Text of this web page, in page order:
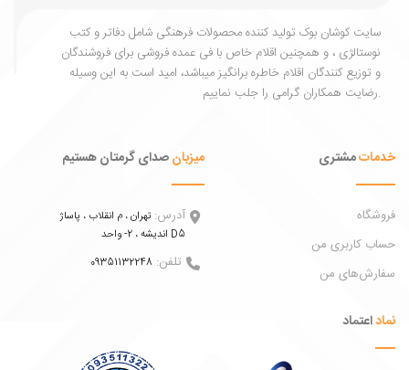
کوشان بوک تولید کننده محصولات فرهنگی شامل دفاتر و کتب
، و همچنین اقلام خاص با فی عمده فروشی برای فروشندگان
کنندگان اقلام خاطره برانگیز میباشد، امید است به این وسیله
مشتری
کاربری من
من
صدای گرمتان هستیم
آدرس:تهران ، م انقلاب ، پاساژ
تلفن:09351132248